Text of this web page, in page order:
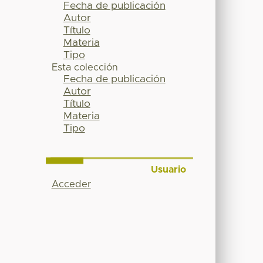
Fecha de publicación
Autor
Título
Materia
Tipo
Esta colección
Fecha de publicación
Autor
Título
Materia
Tipo
Usuario
Acceder